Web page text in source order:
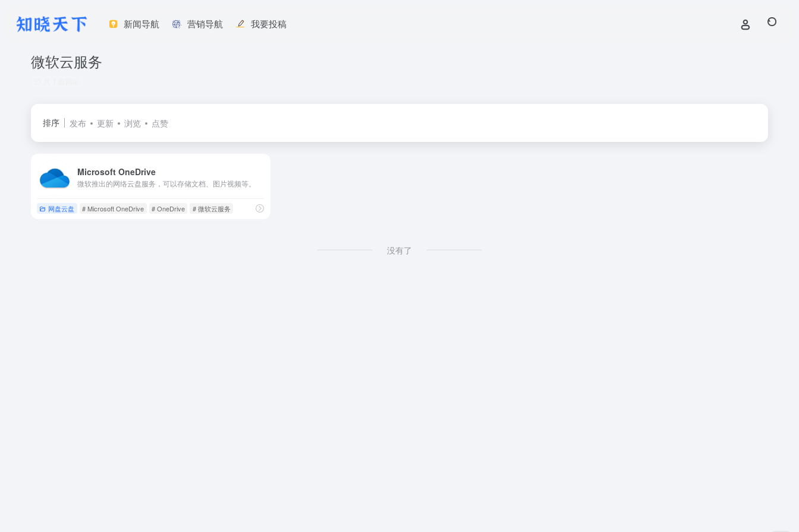
新闻导航 营销导航 我要投稿
微软云服务
排序 发布 更新 浏览 点赞
Microsoft OneDrive
微软推出的网络云盘服务，可以存储文档、图片视频等。
网盘云盘 # Microsoft OneDrive # OneDrive # 微软云服务
没有了